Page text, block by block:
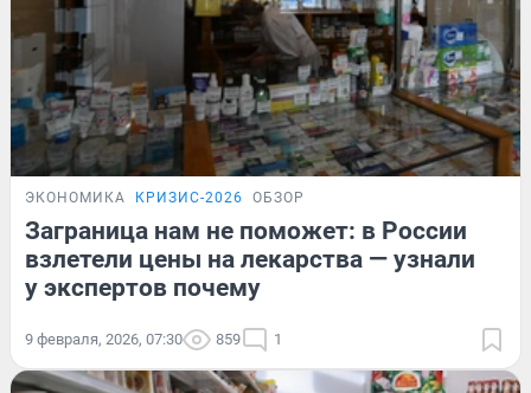
ЭКОНОМИКА КРИЗИС-2026 ОБЗОР
Заграница нам не поможет: в России
взлетели цены на лекарства — узнали
у экспертов почему
9 февраля, 2026, 07:30 859 1